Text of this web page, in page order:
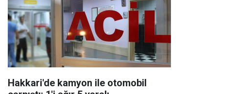
Hakkari'de kamyon ile otomobil